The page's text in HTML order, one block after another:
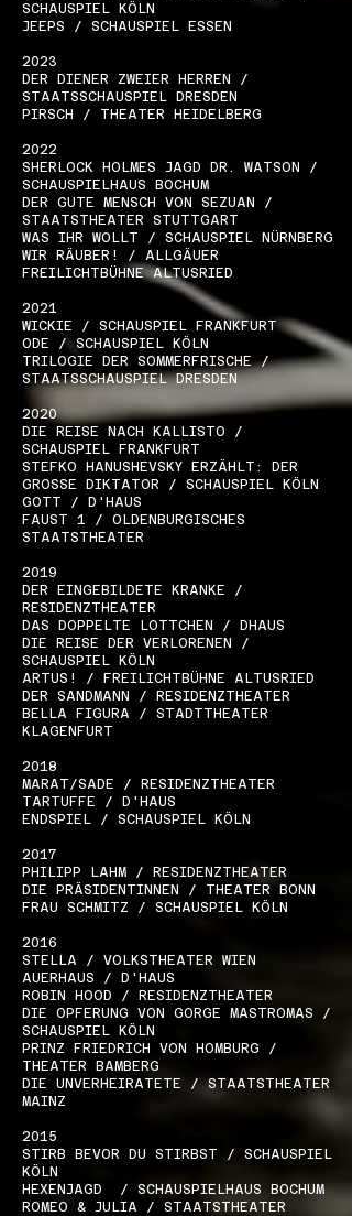
SCHAUSPIEL KÖLN
JEEPS / SCHAUSPIEL ESSEN
2023
DER DIENER ZWEIER HERREN /
STAATSSCHAUSPIEL DRESDEN
PIRSCH / THEATER HEIDELBERG
2022
SHERLOCK HOLMES JAGD DR. WATSON /
SCHAUSPIELHAUS BOCHUM
DER GUTE MENSCH VON SEZUAN /
STAATSTHEATER STUTTGART
WAS IHR WOLLT / SCHAUSPIEL NÜRNBERG
WIR RÄUBER! / ALLGÄUER
FREILICHTBÜHNE ALTUSRIED
2021
WICKIE / SCHAUSPIEL FRANKFURT
ODE / SCHAUSPIEL KÖLN
TRILOGIE DER SOMMERFRISCHE /
STAATSSCHAUSPIEL DRESDEN
2020
DIE REISE NACH KALLISTO /
SCHAUSPIEL FRANKFURT
STEFKO HANUSHEVSKY ERZÄHLT: DER
GROSSE DIKTATOR / SCHAUSPIEL KÖLN
GOTT / D'HAUS
FAUST 1 / OLDENBURGISCHES
STAATSTHEATER
2019
DER EINGEBILDETE KRANKE /
RESIDENZTHEATER
DAS DOPPELTE LOTTCHEN / DHAUS
DIE REISE DER VERLORENEN /
SCHAUSPIEL KÖLN
ARTUS! / FREILICHTBÜHNE ALTUSRIED
DER SANDMANN / RESIDENZTHEATER
BELLA FIGURA / STADTTHEATER
KLAGENFURT
2018
MARAT/SADE / RESIDENZTHEATER
TARTUFFE / D'HAUS
ENDSPIEL / SCHAUSPIEL KÖLN
2017
PHILIPP LAHM / RESIDENZTHEATER
DIE PRÄSIDENTINNEN / THEATER BONN
FRAU SCHMITZ / SCHAUSPIEL KÖLN
2016
STELLA / VOLKSTHEATER WIEN
AUERHAUS / D'HAUS
ROBIN HOOD / RESIDENZTHEATER
DIE OPFERUNG VON GORGE MASTROMAS /
SCHAUSPIEL KÖLN
PRINZ FRIEDRICH VON HOMBURG /
THEATER BAMBERG
DIE UNVERHEIRATETE / STAATSTHEATER
MAINZ
2015
STIRB BEVOR DU STIRBST / SCHAUSPIEL
KÖLN
HEXENJAGD / SCHAUSPIELHAUS BOCHUM
ROMEO & JULIA / STAATSTHEATER